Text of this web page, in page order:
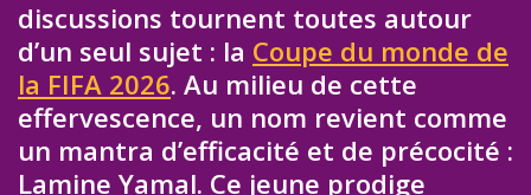
discussions tournent toutes autour
d’un seul sujet : la Coupe du monde de
la FIFA 2026. Au milieu de cette
effervescence, un nom revient comme
un mantra d’efficacité et de précocité :
Lamine Yamal. Ce jeune prodige